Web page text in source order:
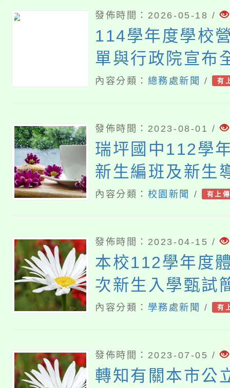
發佈時間：2026-05-18 /
114學年度學校
單與行政院宣布
用廚餘餵飼豬隻
內容分類： 總務處新聞 / 有
發佈時間：2023-08-01 /
瑞坪國中112學
新生編班及新生
果公告
內容分類： 校園新聞 / 有上
發佈時間：2023-04-15 /
本校112學年度
次新生入學甄試
內容分類： 學務處新聞 / 有
發佈時間：2023-07-05 /
轉知有關本市公